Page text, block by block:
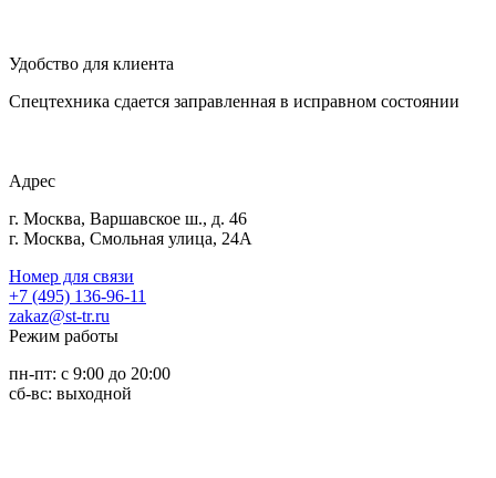
Удобство для клиента
Спецтехника сдается заправленная в исправном состоянии
Адрес
г. Москва, Варшавское ш., д. 46
г. Москва, Смольная улица, 24А
Номер для связи
+7 (495) 136-96-11
zakaz@st-tr.ru
Режим работы
пн-пт: с 9:00 до 20:00
сб-вс: выходной